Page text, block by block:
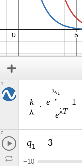
k
λ
·
e
λq1
r − 1
eλT
1
q1 = 3
−10
2